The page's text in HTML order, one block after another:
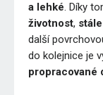
a lehké . Díky
životnost,
další
do kolejnice je
propracované